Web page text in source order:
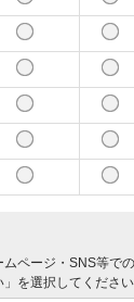
ページ・SNS等で
を選択してください